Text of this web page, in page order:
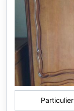
Particulier